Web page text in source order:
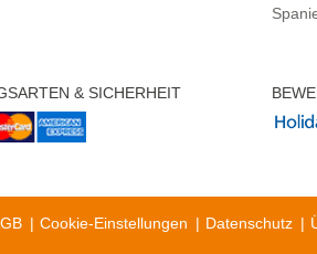
& SICHERHEIT
Cookie-Einstellungen Datenschutz